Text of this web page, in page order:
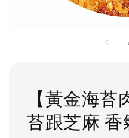
1
【黃金海
苔跟芝麻